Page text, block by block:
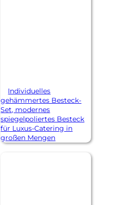
Individuelles
gehämmertes Besteck-
Set, modernes
spiegelpoliertes Besteck
für Luxus-Catering in
großen Mengen